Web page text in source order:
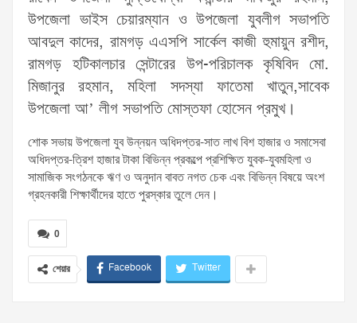
উপজেলা ভাইস চেয়ারম্যান ও উপজেলা যুবলীগ সভাপতি
আবদুল কাদের, রামগড় এএসপি সার্কেল কাজী হুমায়ুন রশীদ,
রামগড় হটিকালচার সেন্টারের উপ-পরিচালক কৃষিবিদ মো.
মিজানুর রহমান, মহিলা সদস্যা ফাতেমা খাতুন,সাবেক
উপজেলা আ’ লীগ সভাপতি মোস্তফা হোসেন প্রমুখ।
শোক সভায় উপজেলা যুব উন্নয়ন অধিদপ্তর-সাত লাখ বিশ হাজার ও সমাসেবা
অধিদপ্তর-ত্রিশ হাজার টাকা বিভিন্ন প্রকল্পে প্রশিক্ষিত যুবক-যুবমহিলা ও
সামাজিক সংগঠনকে ঋণ ও অনুদান বাবত নগত চেক এবং বিভিন্ন বিষয়ে অংশ
গ্রহনকারী শিক্ষার্থীদের হাতে পুরস্কার তুলে দেন।
0
শেয়ার Facebook Twitter